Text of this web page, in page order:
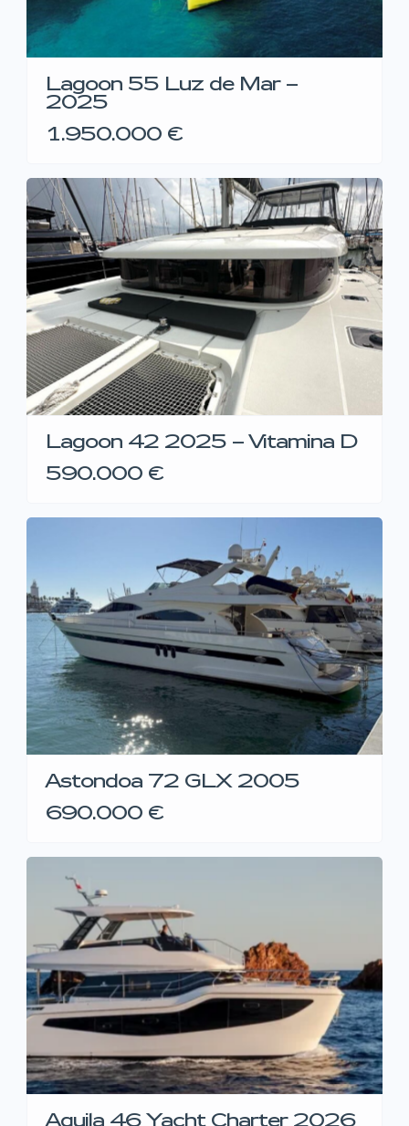
Lagoon 55 Luz de Mar –
2025
1.950.000 €
Lagoon 42 2025 – Vitamina D
590.000 €
Astondoa 72 GLX 2005
690.000 €
Aquila 46 Yacht Charter 2026